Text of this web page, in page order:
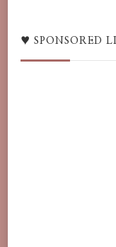
語
言
♥ SPONSORED